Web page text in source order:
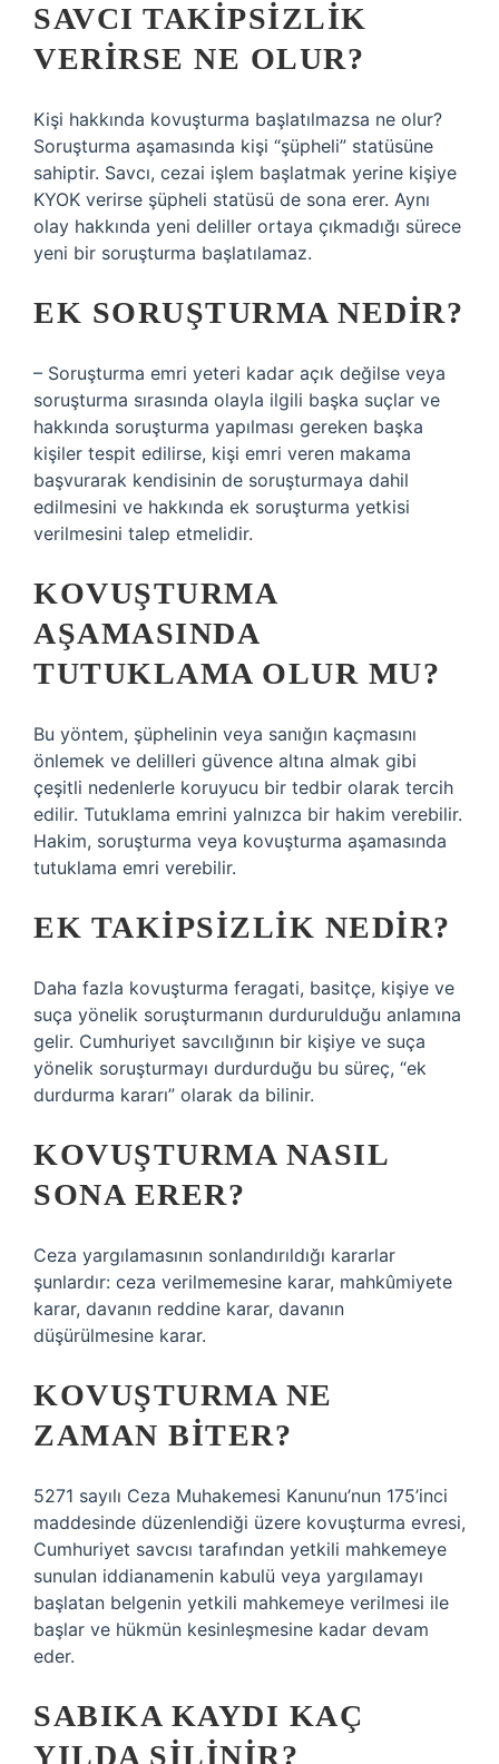
SAVCI TAKIPSIZLIK
VERIRSE NE OLUR?
Kişi hakkında kovuşturma başlatılmazsa ne olur?
Soruşturma aşamasında kişi “şüpheli” statüsüne
sahiptir. Savcı, cezai işlem başlatmak yerine kişiye
KYOK verirse şüpheli statüsü de sona erer. Aynı
olay hakkında yeni deliller ortaya çıkmadığı sürece
yeni bir soruşturma başlatılamaz.
EK SORUŞTURMA NEDIR?
– Soruşturma emri yeteri kadar açık değilse veya
soruşturma sırasında olayla ilgili başka suçlar ve
hakkında soruşturma yapılması gereken başka
kişiler tespit edilirse, kişi emri veren makama
başvurarak kendisinin de soruşturmaya dahil
edilmesini ve hakkında ek soruşturma yetkisi
verilmesini talep etmelidir.
KOVUŞTURMA
AŞAMASINDA
TUTUKLAMA OLUR MU?
Bu yöntem, şüphelinin veya sanığın kaçmasını
önlemek ve delilleri güvence altına almak gibi
çeşitli nedenlerle koruyucu bir tedbir olarak tercih
edilir. Tutuklama emrini yalnızca bir hakim verebilir.
Hakim, soruşturma veya kovuşturma aşamasında
tutuklama emri verebilir.
EK TAKIPSIZLIK NEDIR?
Daha fazla kovuşturma feragati, basitçe, kişiye ve
suça yönelik soruşturmanın durdurulduğu anlamına
gelir. Cumhuriyet savcılığının bir kişiye ve suça
yönelik soruşturmayı durdurduğu bu süreç, “ek
durdurma kararı” olarak da bilinir.
KOVUŞTURMA NASIL
SONA ERER?
Ceza yargılamasının sonlandırıldığı kararlar
şunlardır: ceza verilmemesine karar, mahkûmiyete
karar, davanın reddine karar, davanın
düşürülmesine karar.
KOVUŞTURMA NE
ZAMAN BITER?
5271 sayılı Ceza Muhakemesi Kanunu’nun 175’inci
maddesinde düzenlendiği üzere kovuşturma evresi,
Cumhuriyet savcısı tarafından yetkili mahkemeye
sunulan iddianamenin kabulü veya yargılamayı
başlatan belgenin yetkili mahkemeye verilmesi ile
başlar ve hükmün kesinleşmesine kadar devam
eder.
SABIKA KAYDI KAÇ
YILDA SILINIR?